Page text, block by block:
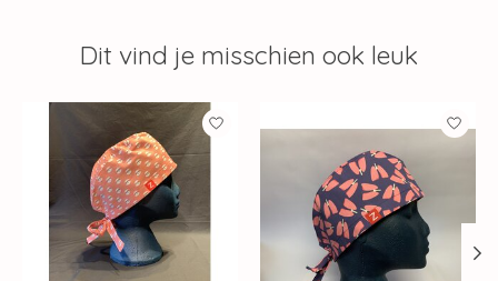
Dit vind je misschien ook leuk
Items van productcarrousel